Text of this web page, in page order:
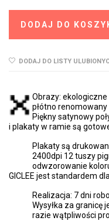
DODAJ DO
DODAJ DO LISTY
Obrazy:
płótno
Piękny satynowy
i plakaty w ramie są
Plakaty są
2400dpi 12 tuszy
odwzorowanie
GICLEE jest standardem
Realizacja: 7 dni
Wysyłka za granicę
razie wątpliwości